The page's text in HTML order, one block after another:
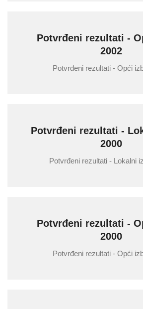
Potvrđeni rezultati -
2002
Potvrđeni rezultati - Opći
Potvrđeni rezultati -
2000
Potvrđeni rezultati - Lokalni
Potvrđeni rezultati -
2000
Potvrđeni rezultati - Opći